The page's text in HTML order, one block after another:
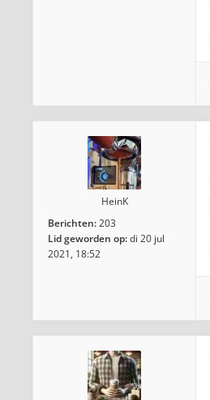
HeinK
Berichten:203
Lid geworden op:di 20 jul
2021, 18:52